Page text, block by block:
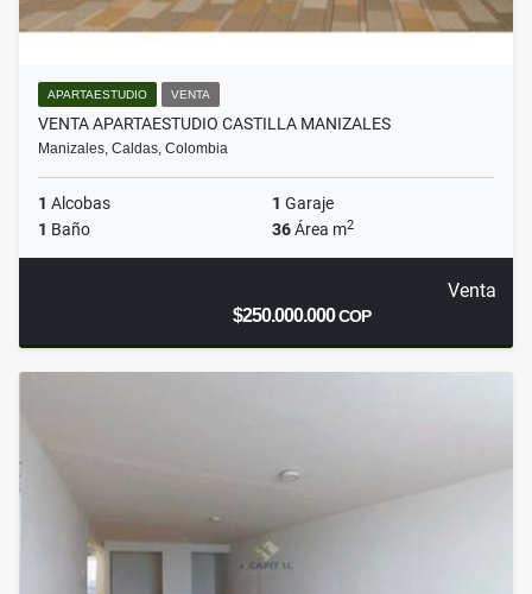
APARTAESTUDIO VENTA
VENTA APARTAESTUDIO CASTILLA MANIZALES
Manizales, Caldas, Colombia
1 Alcobas 1 Garaje
1 Baño 36Área m2
Venta
$250.000.000COP